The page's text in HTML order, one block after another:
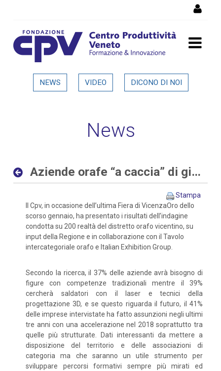
Aziende orafe “a caccia” di
digitali che tradizionali -
NEWS VIDEO DICONO DI NOI
News
Aziende orafe “a caccia” di giovani sia con competenze digitali che tradizionali
Stampa
Il Cpv, in occasione dell’ultima Fiera di VicenzaOro dello
scorso gennaio, ha presentato i risultati dell’indagine
condotta su 200 realtà del distretto orafo vicentino, su
input della Regione e in collaborazione con il Tavolo
intercategoriale orafo e Italian Exhibition Group.
Secondo la ricerca, il 37% delle aziende avrà bisogno di
figure con competenze tradizionali mentre il 39%
cercherà saldatori con il laser e tecnici della
progettazione 3D, e se questo riguarda il futuro, il 41%
delle imprese intervistate ha fatto assunzioni negli ultimi
tre anni con una accelerazione nel 2018 soprattutto tra
quelle più strutturate. Dati interessanti da mettere a
disposizione del territorio e delle associazioni di
categoria ma che saranno un utile strumento per
sviluppare percorsi formativi sempre più mirati ed